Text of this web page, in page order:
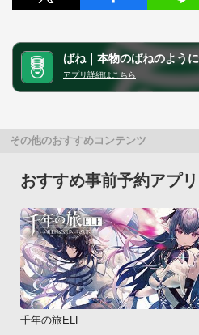
アプリ詳細はこちら
その他のおすすめコンテンツ
おすすめ事前予約アプリ
千年の旅ELF